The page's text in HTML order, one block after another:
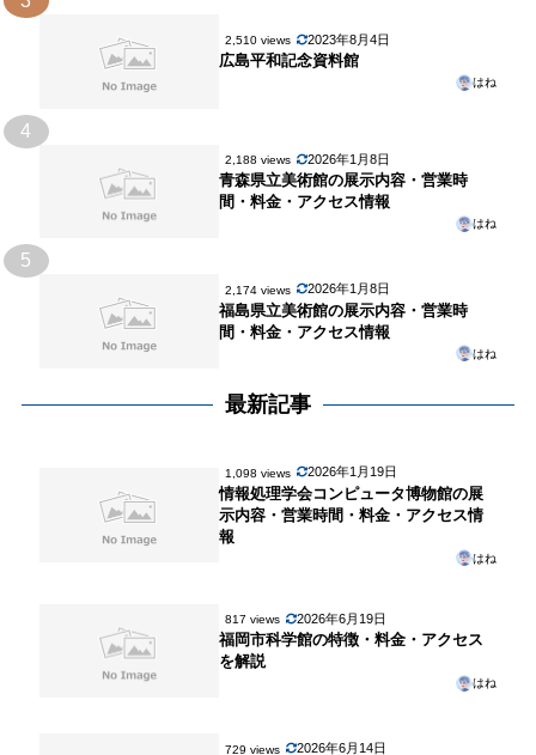
2,510 views 2023年8月4日
広島平和記念資料館
はね
4
2,188 views 2026年1月8日
青森県立美術館の展示内容・営業時
間・料金・アクセス情報
はね
5
2,174 views 2026年1月8日
福島県立美術館の展示内容・営業時
間・料金・アクセス情報
はね
最新記事
1,098 views 2026年1月19日
情報処理学会コンピュータ博物館の展
示内容・営業時間・料金・アクセス情
報
はね
817 views 2026年6月19日
福岡市科学館の特徴・料金・アクセス
を解説
はね
729 views 2026年6月14日